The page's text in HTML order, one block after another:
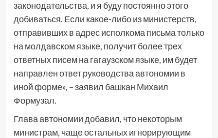
законодательства, и я буду постоянно этого
добиваться. Если какое-либо из министерств,
отправивших в адрес исполкома письма только
на молдавском языке, получит более трех
ответных писем на гагаузском языке, им будет
направлен ответ руководства автономии в
иной форме», – заявил башкан Михаил
Формузал.
Глава автономии добавил, что некоторым
министрам, чаще остальных игнорирующим